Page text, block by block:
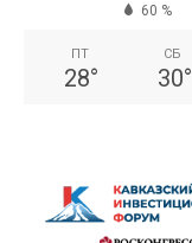
60 %
ПТ
28°
СБ
30°